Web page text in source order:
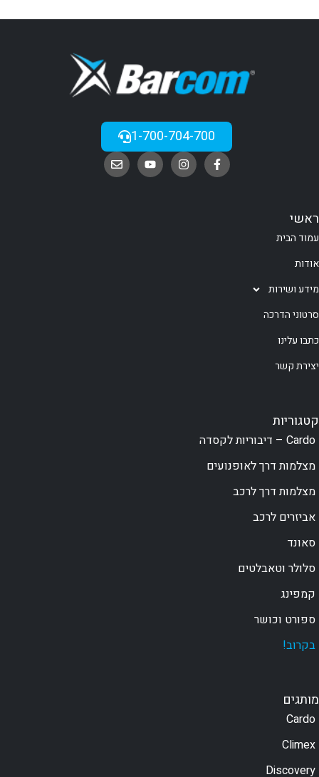
1-700-704-700
ראשי
עמוד הבית
אודות
מידע ושירות
סרטוני הדרכה
כתבו עלינו
יצירת קשר
קטגוריות
Cardo – דיבוריות לקסדה
מצלמות דרך לאופנועים
מצלמות דרך לרכב
אביזרים לרכב
סאונד
סלולר וטאבלטים
קמפינג
ספורט וכושר
בקרוב!
מותגים
Cardo
Climex
Discovery